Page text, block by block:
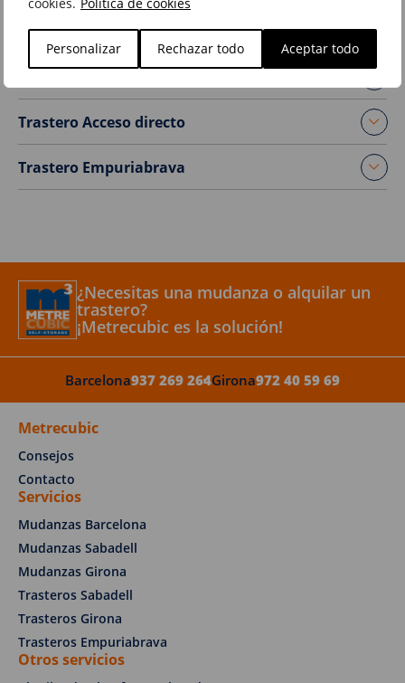
Personalizar Rechazar todo Aceptar todo
Trastero Zona Mas Xirgu
Trastero Acceso directo
Trastero Empuriabrava
¿Necesitas una mudanza o alquilar un
trastero?
¡Metrecubic es la solución!
Barcelona937 269 264Girona972 40 59 69
Metrecubic
Consejos
Contacto
Servicios
Mudanzas Barcelona
Mudanzas Sabadell
Mudanzas Girona
Trasteros Sabadell
Trasteros Girona
Trasteros Empuriabrava
Otros servicios